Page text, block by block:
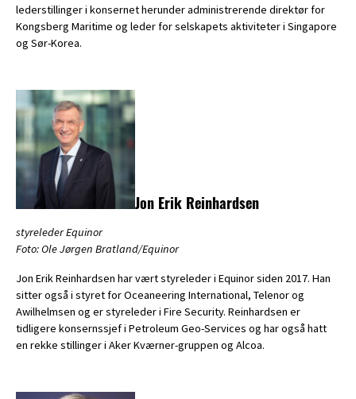
lederstillinger i konsernet herunder administrerende direktør for
Kongsberg Maritime og leder for selskapets aktiviteter i Singapore
og Sør-Korea.
Jon Erik Reinhardsen
styreleder Equinor
Foto: Ole Jørgen Bratland/Equinor
Jon Erik Reinhardsen har vært styreleder i Equinor siden 2017. Han
sitter også i styret for Oceaneering International, Telenor og
Awilhelmsen og er styreleder i Fire Security. Reinhardsen er
tidligere konsernssjef i Petroleum Geo-Services og har også hatt
en rekke stillinger i Aker Kværner-gruppen og Alcoa.